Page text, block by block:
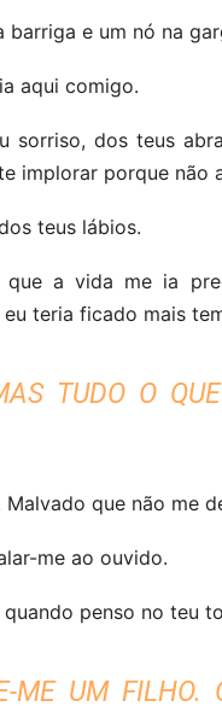
barriga e um nó na
aqui comigo.
sorriso, dos teus
implorar porque não
teus lábios.
que a vida me ia
teria ficado mais
TUDO O
Malvado que não me
me ao ouvido.
penso no teu
ME UM